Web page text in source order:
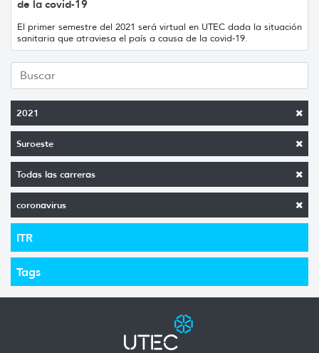
2021
Suroeste
Todas las carreras
coronavirus
ITR
Tags
de la covid-19
El primer semestre del 2021 será virtual en UTEC dada la situación
sanitaria que atraviesa el país a causa de la covid-19.